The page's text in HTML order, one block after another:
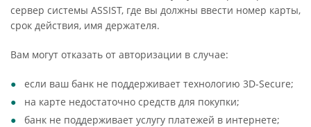
сервер системы ASSIST, где вы должны ввести номер карты,
срок действия, имя держателя.
Вам могут отказать от авторизации в случае:
если ваш банк не поддерживает технологию 3D-Secure;
на карте недостаточно средств для покупки;
банк не поддерживает услугу платежей в интернете;